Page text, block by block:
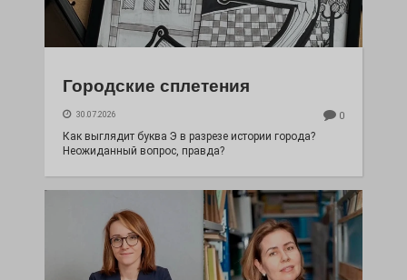
Городские сплетения
30.07.2026 0
Как выглядит буква Э в разрезе истории города?
Неожиданный вопрос, правда?